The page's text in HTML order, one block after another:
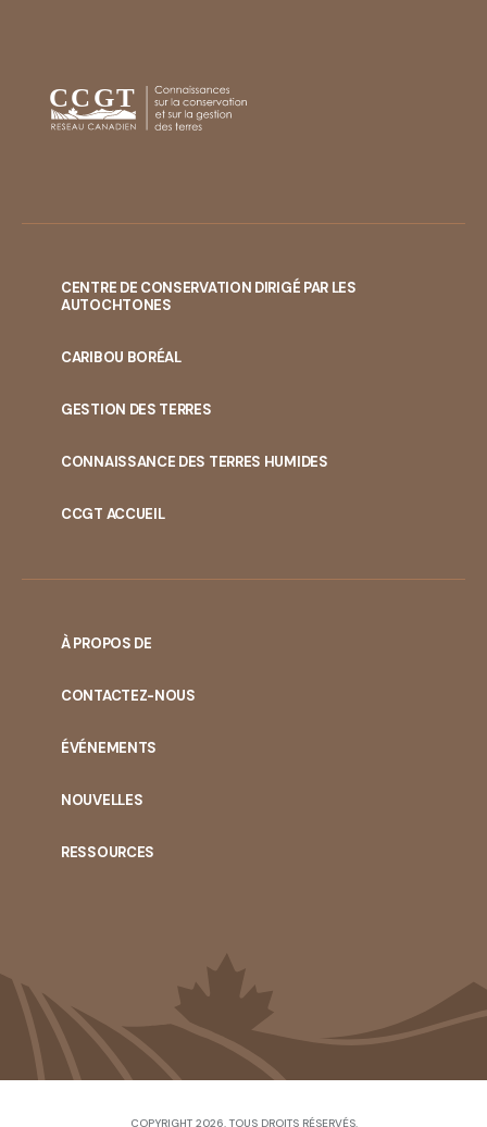
CENTRE DE CONSERVATION DIRIGÉ PAR LES
AUTOCHTONES
CARIBOU BORÉAL
GESTION DES TERRES
CONNAISSANCE DES TERRES HUMIDES
CCGT ACCUEIL
À PROPOS DE
CONTACTEZ-NOUS
ÉVÉNEMENTS
NOUVELLES
RESSOURCES
COPYRIGHT 2026. TOUS DROITS RÉSERVÉS.